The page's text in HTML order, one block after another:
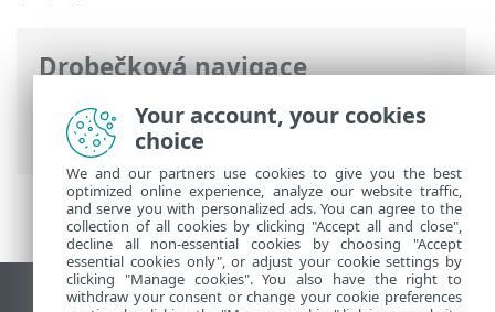
Drobečková navigace
ESET Online nápověda> ESET Glossary>
Detekce >Virus> Retroviry
Your account, your cookies
choice
We and our partners use cookies to give you the best
optimized online experience, analyze our website traffic,
and serve you with personalized ads. You can agree to the
collection of all cookies by clicking "Accept all and close",
decline all non-essential cookies by choosing "Accept
essential cookies only", or adjust your cookie settings by
clicking "Manage cookies". You also have the right to
withdraw your consent or change your cookie preferences